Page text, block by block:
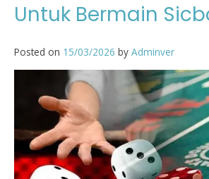
Untuk Bermain
Posted on 15/03/2026 by Adminver